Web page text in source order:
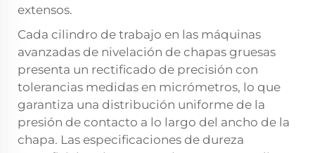
extensos.
Cada cilindro de trabajo en las máquinas
avanzadas de nivelación de chapas gruesas
presenta un rectificado de precisión con
tolerancias medidas en micrómetros, lo que
garantiza una distribución uniforme de la
presión de contacto a lo largo del ancho de la
chapa. Las especificaciones de dureza